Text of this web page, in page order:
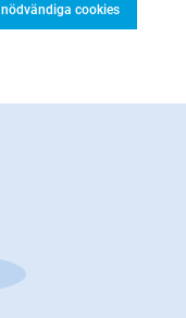
cookies